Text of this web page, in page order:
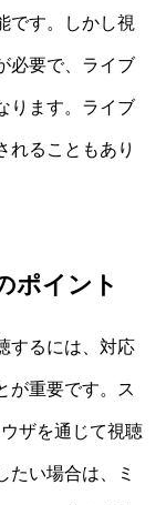
です。しかし視
必要で、ライブ
ります。ライブ
れることもあり
ポイント
するには、対応
が重要です。ス
ザを通じて視聴
たい場合は、ミ